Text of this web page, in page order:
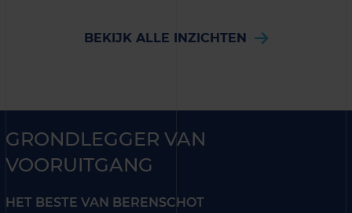
BEKIJK ALLE INZICHTEN
GRONDLEGGER VAN
VOORUITGANG
HET BESTE VAN BERENSCHOT